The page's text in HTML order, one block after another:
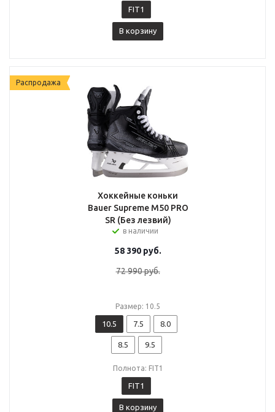
FIT1
В корзину
Распродажа
Хоккейные коньки
Bauer Supreme M50 PRO
SR (Без лезвий)
в наличии
58 390руб.
72 990руб.
Размер: 10.5
10.5 7.5 8.0
8.5 9.5
Полнота: FIT1
FIT1
В корзину